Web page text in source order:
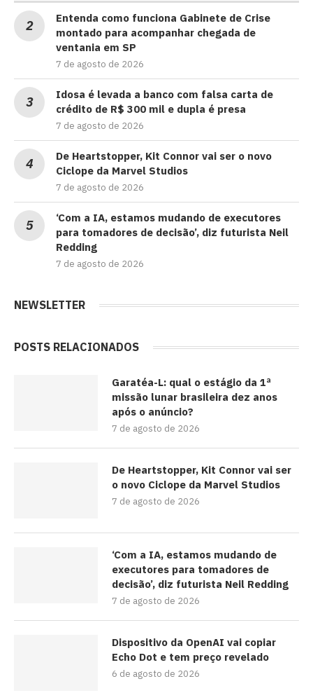
Entenda como funciona Gabinete de Crise
montado para acompanhar chegada de
ventania em SP
7 de agosto de 2026
Idosa é levada a banco com falsa carta de
crédito de R$ 300 mil e dupla é presa
7 de agosto de 2026
De Heartstopper, Kit Connor vai ser o novo
Ciclope da Marvel Studios
7 de agosto de 2026
‘Com a IA, estamos mudando de executores
para tomadores de decisão’, diz futurista Neil
Redding
7 de agosto de 2026
NEWSLETTER
POSTS RELACIONADOS
Garatéa-L: qual o estágio da 1ª
missão lunar brasileira dez anos
após o anúncio?
7 de agosto de 2026
De Heartstopper, Kit Connor vai ser
o novo Ciclope da Marvel Studios
7 de agosto de 2026
‘Com a IA, estamos mudando de
executores para tomadores de
decisão’, diz futurista Neil Redding
7 de agosto de 2026
Dispositivo da OpenAI vai copiar
Echo Dot e tem preço revelado
6 de agosto de 2026